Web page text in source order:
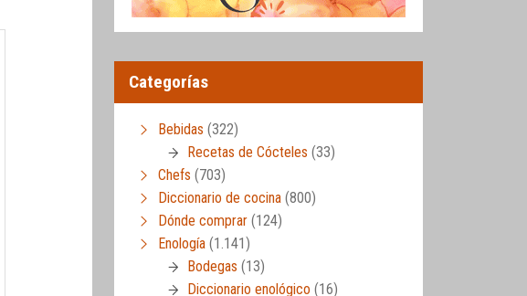
Categorías
Bebidas (322)
Recetas de Cócteles (33)
Chefs (703)
Diccionario de cocina (800)
Dónde comprar (124)
Enología (1.141)
Bodegas (13)
Diccionario enológico (16)